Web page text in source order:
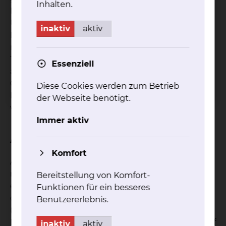
Ultraschalluntersuchung des Herzens aus. Da
Patienten für diese Untersuchung nüchtern sein
müssen, sollten (bis auf die morgendliche
Tabletteneinnahme mit einem Schluck Wasser)
am Aufnahmetag keine Nahrungsmittel oder
Getränke verzehrt werden. Der stationäre
Krankenhaus-Aufenthalt für die Katheterablation
von typischem Vorhofflattern dauert meist 3 Tage.
Ablauf des Kathetereingriffs
Am Tag des Kathetereingriffs muss der Patient
nüchtern sein. Der Eingriff wird im
elektrophysiologischen Herzkatheterlabor
durchgeführt, meist in einem Dämmerschlaf
Mapping-Systems („Navi des Herzens“). Der Eingriff
Inhalten.
inaktiv aktiv
Essenziell
Diese Cookies werden zum Betrieb
der Webseite benötigt.
Immer aktiv
Komfort
Bereitstellung von Komfort-
Funktionen für ein besseres
Benutzererlebnis.
inaktiv aktiv